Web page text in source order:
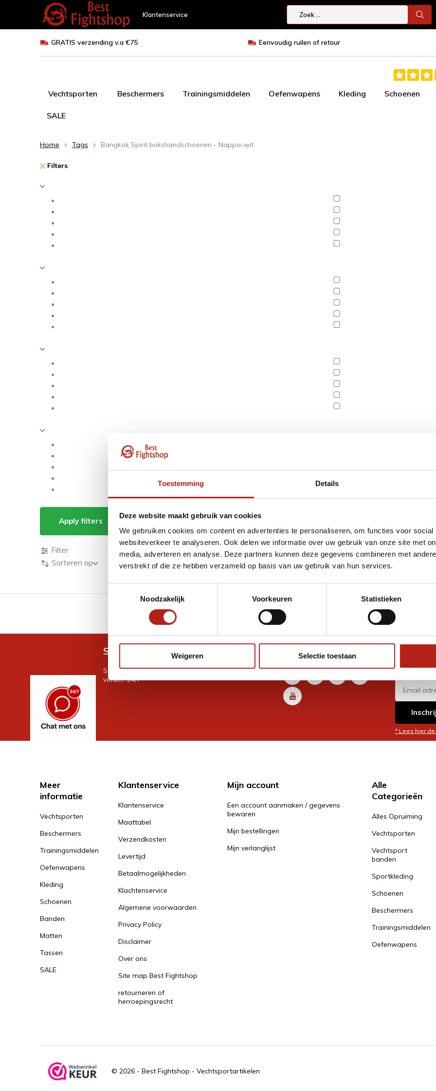
Toestemming Details
Deze website maakt gebruik van cookies
We gebruiken cookies om content en advertenties te personaliseren, om functies voor
websiteverkeer te analyseren. Ook delen we informatie over uw gebruik van onze site met
media, adverteren en analyse. Deze partners kunnen deze gegevens combineren met
verstrekt of die ze hebben verzameld op basis van uw gebruik van hun services.
Noodzakelijk
Voorkeuren Statistieken
Weigeren Selectie toestaan
Klantenservice
GRATIS verzending v.a €75 Eenvoudig ruilen of retour
Vechtsporten Beschermers Trainingsmiddelen Oefenwapens Kleding Schoenen
SALE
Home Tags Bangkok Spirit bokshandschoenen - Nappa-wit
Filters
Apply filters Producten getagd met Bangkok Spirit bokshandschoenen -
Producten
Filter
Sorteren op
GRATIS verzending v.a €75 Eenvoudig ruilen of retour
Snel antwoord op je vraag?
Stel je vraag in de chat, en we helpen je graag
verder. 24/7
Volg ons
* Lees hier
Meer
informatie
Vechtsporten
Beschermers
Trainingsmiddelen
Oefenwapens
Kleding
Schoenen
Banden
Matten
Tassen
SALE
Klantenservice
Klantenservice
Maattabel
Verzendkosten
Levertijd
Betaalmogelijkheden
Klachtenservice
Algemene voorwaarden
Privacy Policy
Disclaimer
Over ons
Site map Best Fightshop
retourneren of
herroepingsrecht
Mijn account
Een account aanmaken / gegevens
bewaren
Mijn bestellingen
Mijn verlanglijst
Alle
Categorieën
Alles Opruiming
Vechtsporten
Vechtsport
banden
Sportkleding
Schoenen
Beschermers
Trainingsmiddelen
Oefenwapens
© 2026 - Best Fightshop - Vechtsportartikelen